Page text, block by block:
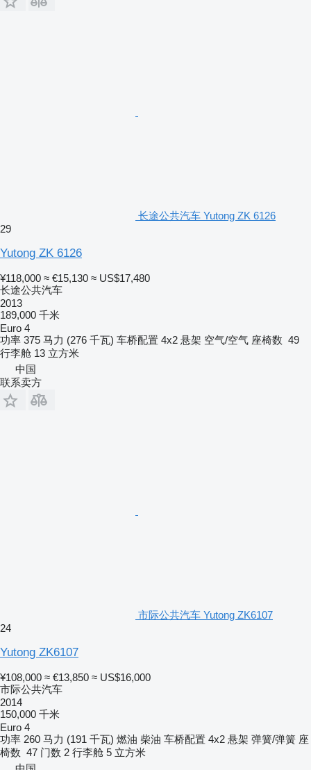
长途公共汽车 Yutong ZK 6126
29
Yutong ZK 6126
¥118,000 ≈ €15,130 ≈ US$17,480
长途公共汽车
2013
189,000 千米
Euro 4
功率 375 马力 (276 千瓦) 车桥配置 4x2 悬架 空气/空气 座椅数 49
行李舱 13 立方米
中国
联系卖方
市际公共汽车 Yutong ZK6107
24
Yutong ZK6107
¥108,000 ≈ €13,850 ≈ US$16,000
市际公共汽车
2014
150,000 千米
Euro 4
功率 260 马力 (191 千瓦) 燃油 柴油 车桥配置 4x2 悬架 弹簧/弹簧 座
椅数 47 门数 2 行李舱 5 立方米